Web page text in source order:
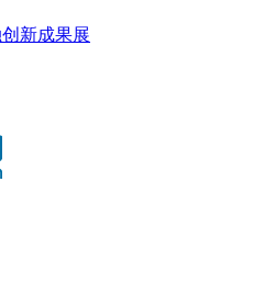
新成果展